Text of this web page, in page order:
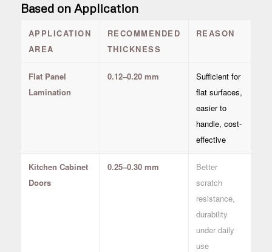
Based on Application
APPLICATION
AREA
RECOMMENDED
THICKNESS
REASON
Flat Panel
Lamination
0.12–0.20 mm
Sufficient for
flat surfaces,
easier to
handle, cost-
effective
Kitchen Cabinet
Doors
0.25–0.30 mm
Better
scratch
resistance,
durability
under daily
use